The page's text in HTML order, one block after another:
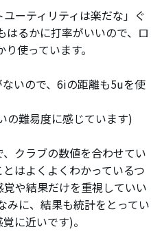
ーティリティは楽だな」ぐ
はるかに打率がいいので、ロ
使っています。
いので、6iの距離も5uを使
の難易度に感じています)
クラブの数値を合わせてい
はよくよくわかっているつ
や結果だけを重視していい
みに、結果も統計をとってい
に近いです)。